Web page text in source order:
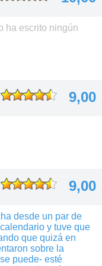
ha escrito ningún
9,00
9,00
desde un par de
y tuve que
que quizá en
sobre la
puede- esté